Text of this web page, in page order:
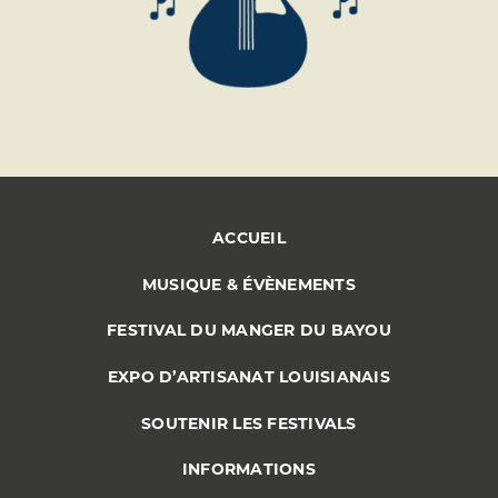
ACCUEIL
MUSIQUE & ÉVÈNEMENTS
FESTIVAL DU MANGER DU BAYOU
EXPO D’ARTISANAT LOUISIANAIS
SOUTENIR LES FESTIVALS
INFORMATIONS